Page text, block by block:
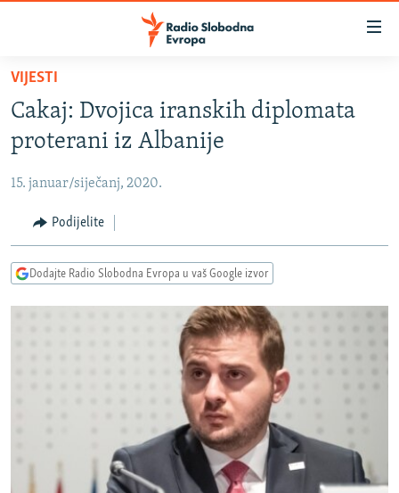
Pređite
glavni
sadržaj
Pređite
na
navigaciju
Pređite
na
VIJESTI
BOSNA I HERCEGOVINA
SRBIJA
KOSOVO
CRNA GORA
VIDEO
PODCASTI
SPECIJALI RSE
VIJESTI
Cakaj: Dvojica iranskih diplomata
proterani iz Albanije
15. januar/siječanj, 2020.
Podijelite
Dodajte Radio Slobodna Evropa u vaš Google izvor